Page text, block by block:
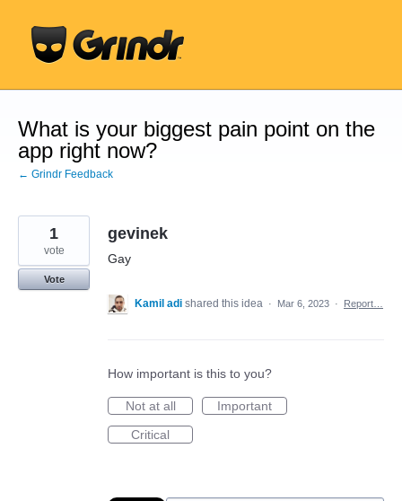
content
What is your biggest pain point on the
app right now?
← Grindr Feedback
gevinek
Gay
1
vote
Vote
Kamil adi shared this idea · Mar 6, 2023 · Report…
How important is this to you?
Not at all
Important
Critical